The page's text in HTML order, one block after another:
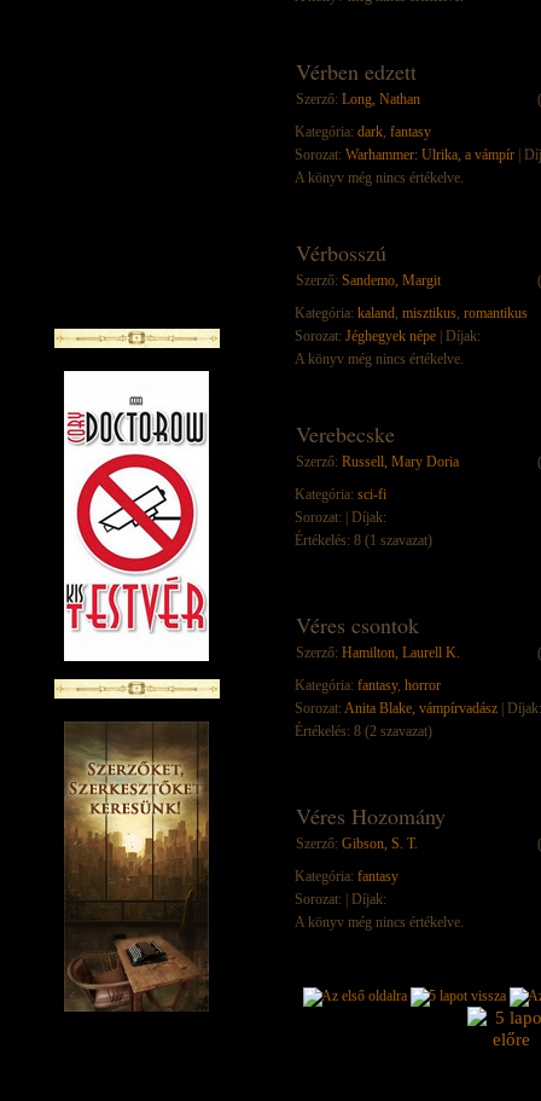
Vérben edzett
Szerző: Long, Nathan
Kategória: dark, fantasy
Sorozat: Warhammer: Ulrika, a vámpír |
A könyv még nincs értékelve.
Vérbosszú
Szerző: Sandemo, Margit
Kategória: kaland, misztikus, romantikus
Sorozat: Jéghegyek népe | Díjak:
A könyv még nincs értékelve.
Verebecske
Szerző: Russell, Mary Doria
Kategória: sci-fi
Sorozat:
| Díjak:
Értékelés: 8 (1 szavazat)
Véres csontok
Szerző: Hamilton, Laurell K.
Kategória: fantasy, horror
Sorozat: Anita Blake, vámpírvadász | Díjak:
Értékelés: 8 (2 szavazat)
Véres Hozomány
Szerző: Gibson, S. T.
Kategória: fantasy
Sorozat:
| Díjak:
A könyv még nincs értékelve.